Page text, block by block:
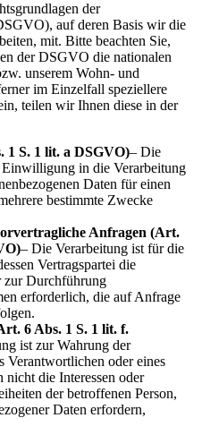
der
auf deren Basis wir die
mit. Bitte beachten Sie,
der DSGVO die nationalen
unserem Wohn- und
im Einzelfall speziellere
teilen wir Ihnen diese in der
S. 1 lit. a DSGVO)– Die
Einwilligung in die Verarbeitung
Daten für einen
bestimmte Zwecke
Anfragen (Art.
– Die Verarbeitung ist für die
Vertragspartei die
zur Durchführung
erforderlich, die auf Anfrage
6 Abs. 1 S. 1 lit. f.
ist zur Wahrung der
Verantwortlichen oder eines
die Interessen oder
der betroffenen Person,
Daten erfordern,